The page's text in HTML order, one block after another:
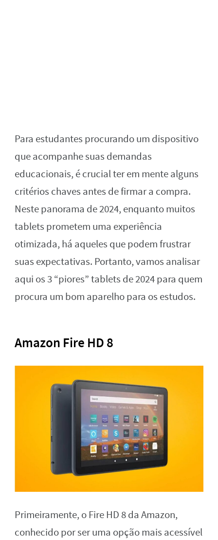
Para estudantes procurando um dispositivo
que acompanhe suas demandas
educacionais, é crucial ter em mente alguns
critérios chaves antes de firmar a compra.
Neste panorama de 2024, enquanto muitos
tablets prometem uma experiência
otimizada, há aqueles que podem frustrar
suas expectativas. Portanto, vamos analisar
aqui os 3 “piores” tablets de 2024 para quem
procura um bom aparelho para os estudos.
Amazon Fire HD 8
Primeiramente, o Fire HD 8 da Amazon,
conhecido por ser uma opção mais acessível